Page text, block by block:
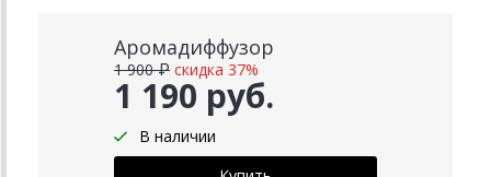
Аромадиффузор
1 190 руб.
1 900 ₽ скидка 37%
В наличии